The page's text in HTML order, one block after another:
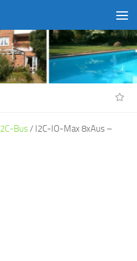
I2C-Bus/ I2C-IO-Max 8xAus –